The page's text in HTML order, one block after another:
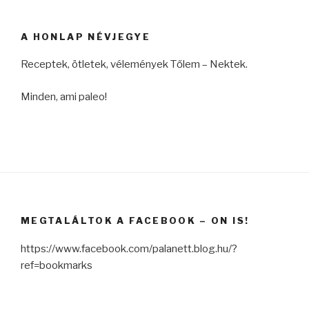
A HONLAP NÉVJEGYE
Receptek, ötletek, vélemények Tőlem – Nektek.
Minden, ami paleo!
MEGTALÁLTOK A FACEBOOK – ON IS!
https://www.facebook.com/palanett.blog.hu/?
ref=bookmarks